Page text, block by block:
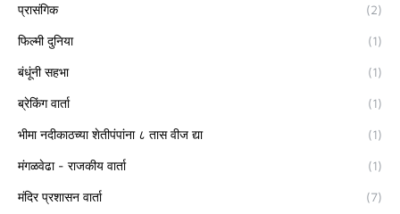
प्रासंगिक (2)
फिल्मी दुनिया (1)
बंधूंनी सहभा (1)
ब्रेकिंग वार्ता (1)
भीमा नदीकाठच्या शेतीपंपांना ८ तास वीज द्या (1)
मंगळवेढा - राजकीय वार्ता (1)
मंदिर प्रशासन वार्ता (7)